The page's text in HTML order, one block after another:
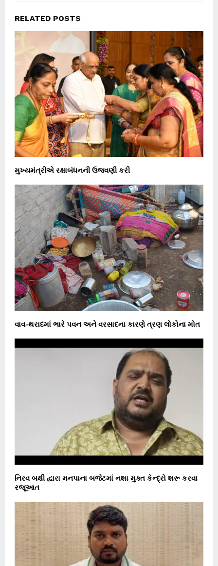
RELATED POSTS
મુખ્યમંત્રીએ રક્ષાબંધનની ઉજવણી કરી
વાવ-થરાદમાં ભારે પવન અને વરસાદના કારણે ત્રણ લોકોના મોત
નિરવ બક્ષી દ્વારા મનપાના બજેટમાં નશા મુક્ત કેન્દ્રો શરૂ કરવા
રજૂઆત